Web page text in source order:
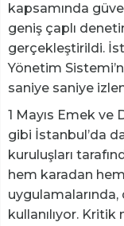
kapsamında
geniş çaplı
gerçekleştirildi.
Yönetim
saniye saniye
1 Mayıs Emek ve
gibi İstanbul’da
kuruluşları
hem karadan
kullanılıyor.